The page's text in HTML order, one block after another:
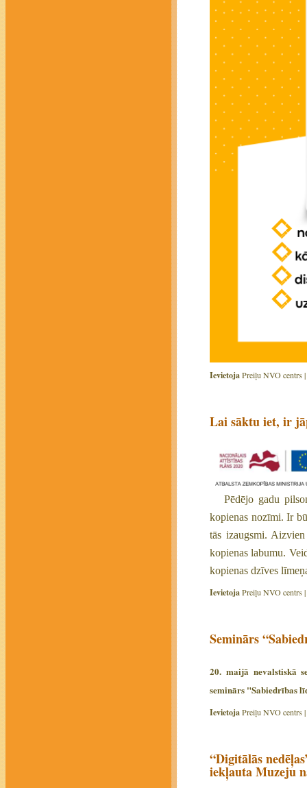
IevietojaPreiļu NVO centrs |
Lai sāktu iet, ir
Pēdējo gadu
kopienas nozīmi. Ir
tās izaugsmi.
kopienas labumu.
kopienas dzīves
IevietojaPreiļu NVO centrs |
Seminārs
20. maijā nevalstiskā
seminārs "Sabiedrības
IevietojaPreiļu NVO centrs |
“Digitālās
iekļauta Muzeju